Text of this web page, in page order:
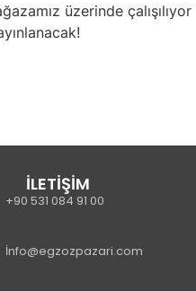
üzerinde çalışılıyor
İLETİŞİM
+90 531 084 91 00
İnfo@egzozpazari.com